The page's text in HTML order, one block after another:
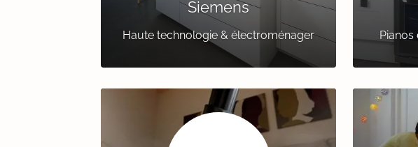
Siemens
Haute technologie & électroménager